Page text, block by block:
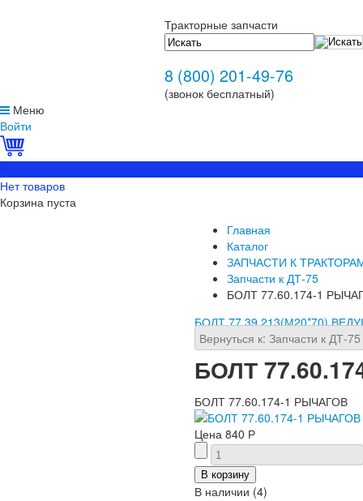
Тракторные запчасти
8 (800) 201-49-76
(звонок бесплатный)
Меню
Войти
Нет товаров
Корзина пуста
Главная
Каталог
ЗАПЧАСТИ К
Запчасти к ДТ-75
БОЛТ 77.60.174-1
БОЛТ 77.39.213(М20*70)
Вернуться к: Запчасти к ДТ-75
БОЛТ
БОЛТ 77.60.174-1 РЫЧАГОВ
Цена 840 Р
В наличии (4)